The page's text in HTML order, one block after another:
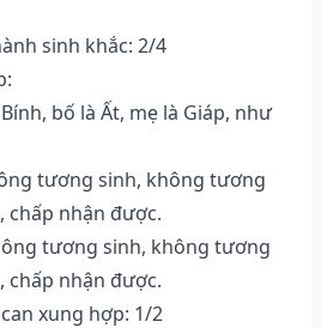
sinh khắc: 2/4
bố là Ất, mẹ là Giáp, như
tương sinh, không tương
chấp nhận được.
tương sinh, không tương
chấp nhận được.
xung hợp: 1/2